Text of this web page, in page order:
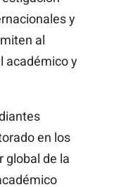
y
al
académico y
en los
global de la